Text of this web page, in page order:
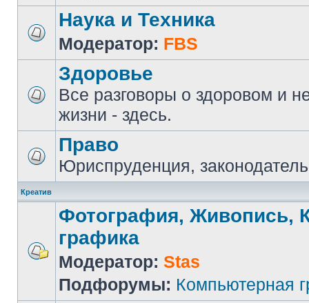
Наука и Техника
Модератор: FBS
Здоровье
Все разговоры о здоровом и
жизни - здесь.
Право
Юриспруденция,
Креатив
Фотография, Живопись,
графика
Модератор: Stas
Подфорумы: Компьютерная